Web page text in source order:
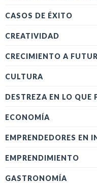
CASOS DE ÉXITO
CREATIVIDAD
CRECIMIENTO A
CULTURA
DESTREZA EN LO QUE
ECONOMÍA
EMPRENDEDORES EN
EMPRENDIMIENTO
GASTRONOMÍA